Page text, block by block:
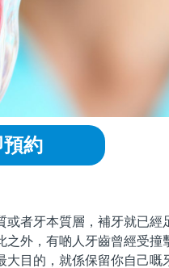
約
者牙本質層，補牙就已經
外，有啲人牙齒曾經受撞
目的，就係保留你自己嘅